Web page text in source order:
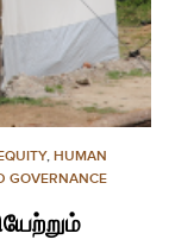
, HUMAN
GOVERNANCE